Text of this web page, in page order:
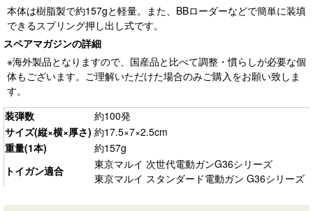
本体は樹脂製で約157gと軽量。また、BBローダーなどで簡単に装填
できるスプリング押し出し式です。
スペアマガジンの詳細
※海外製品となりますので、国産品と比べて調整・慣らしが必要な個
体もございます。ご理解いただけた場合のみご購入をお願い致しま
す。
装弾数
約100発
サイズ(縦×横×厚さ) 約17.5×7×2.5cm
重量(1本)
約157g
トイガン適合
東京マルイ 次世代電動ガンG36シリーズ
東京マルイ スタンダード電動ガン G36シリーズ